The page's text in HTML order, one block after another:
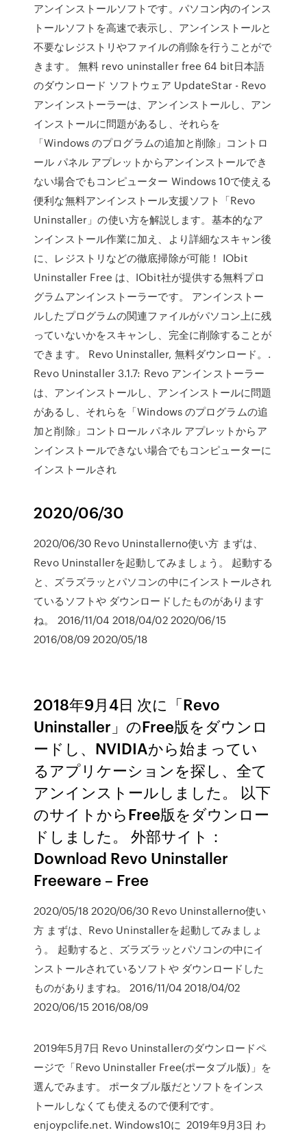
アンインストールソフトです。パソコン内のインス
トールソフトを高速で表示し、アンインストールと
不要なレジストリやファイルの削除を行うことがで
きます。 無料 revo uninstaller free 64 bit日本語
のダウンロード ソフトウェア UpdateStar - Revo
アンインストーラーは、アンインストールし、アン
インストールに問題があるし、それらを
「Windows のプログラムの追加と削除」コントロ
ール パネル アプレットからアンインストールでき
ない場合でもコンピューター Windows 10で使える
便利な無料アンインストール支援ソフト「Revo
Uninstaller」の使い方を解説します。基本的なア
ンインストール作業に加え、より詳細なスキャン後
に、レジストリなどの徹底掃除が可能！ IObit
Uninstaller Free は、IObit社が提供する無料プロ
グラムアンインストーラーです。 アンインストー
ルしたプログラムの関連ファイルがパソコン上に残
っていないかをスキャンし、完全に削除することが
できます。 Revo Uninstaller, 無料ダウンロード。.
Revo Uninstaller 3.1.7: Revo アンインストーラー
は、アンインストールし、アンインストールに問題
があるし、それらを「Windows のプログラムの追
加と削除」コントロール パネル アプレットからア
ンインストールできない場合でもコンピューターに
インストールされ
2020/06/30
2020/06/30 Revo Uninstallerno使い方 まずは、
Revo Uninstallerを起動してみましょう。 起動する
と、ズラズラッとパソコンの中にインストールされ
ているソフトや ダウンロードしたものがあります
ね。 2016/11/04 2018/04/02 2020/06/15
2016/08/09 2020/05/18
2018年9月4日 次に「Revo
Uninstaller」のFree版をダウンロ
ードし、NVIDIAから始まってい
るアプリケーションを探し、全て
アンインストールしました。 以下
のサイトからFree版をダウンロー
ドしました。 外部サイト：
Download Revo Uninstaller
Freeware – Free
2020/05/18 2020/06/30 Revo Uninstallerno使い
方 まずは、Revo Uninstallerを起動してみましょ
う。 起動すると、ズラズラッとパソコンの中にイ
ンストールされているソフトや ダウンロードした
ものがありますね。 2016/11/04 2018/04/02
2020/06/15 2016/08/09
2019年5月7日 Revo Uninstallerのダウンロードペ
ージで「Revo Uninstaller Free(ポータブル版)」を
選んでみます。 ポータブル版だとソフトをインス
トールしなくても使えるので便利です。
enjoypclife.net. Windows10に 2019年9月3日 わ